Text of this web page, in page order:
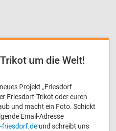
um die Welt!
Projekt „Friesdorf
Friesdorf-Trikot oder euren
und macht ein Foto. Schickt
Email-Adresse
friesdorf.de und schreibt uns